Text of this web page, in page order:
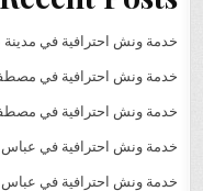
خدمة ونش احترافية في مدينة
خدمة ونش احترافية في
خدمة ونش احترافية في
خدمة ونش احترافية في عباس
خدمة ونش احترافية في عباس